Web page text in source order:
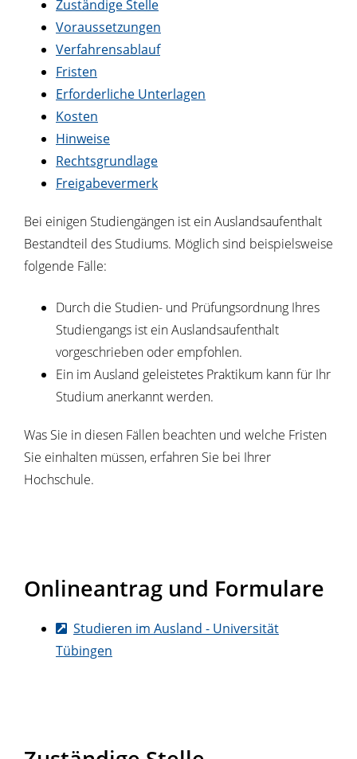
Zuständige Stelle
Voraussetzungen
Verfahrensablauf
Fristen
Erforderliche Unterlagen
Kosten
Hinweise
Rechtsgrundlage
Freigabevermerk
Bei einigen Studiengängen ist ein Auslandsaufenthalt
Bestandteil des Studiums. Möglich sind beispielsweise
folgende Fälle:
Durch die Studien- und Prüfungsordnung Ihres
Studiengangs ist ein Auslandsaufenthalt
vorgeschrieben oder empfohlen.
Ein im Ausland geleistetes Praktikum kann für Ihr
Studium anerkannt werden.
Was Sie in diesen Fällen beachten und welche Fristen
Sie einhalten müssen, erfahren Sie bei Ihrer
Hochschule.
Onlineantrag und Formulare
Studieren im Ausland - Universität
Tübingen